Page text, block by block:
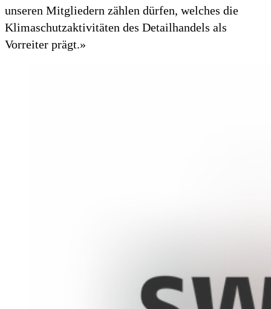
unseren Mitgliedern zählen dürfen, welches die
Klimaschutzaktivitäten des Detailhandels als
Vorreiter prägt.»